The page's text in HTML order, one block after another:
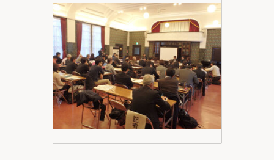
ピックアップコンテンツ
Foreign Laguage